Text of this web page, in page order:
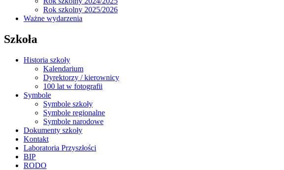
Rok szkolny 2025/2026
Ważne wydarzenia
Szkoła
Historia szkoły
Kalendarium
Dyrektorzy / kierownicy
100 lat w fotografii
Symbole
Symbole szkoły
Symbole regionalne
Symbole narodowe
Dokumenty szkoły
Kontakt
Laboratoria Przyszłości
BIP
RODO